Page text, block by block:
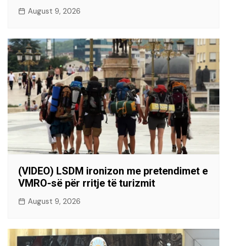
August 9, 2026
(VIDEO) LSDM ironizon me pretendimet e
VMRO-së për rritje të turizmit
August 9, 2026